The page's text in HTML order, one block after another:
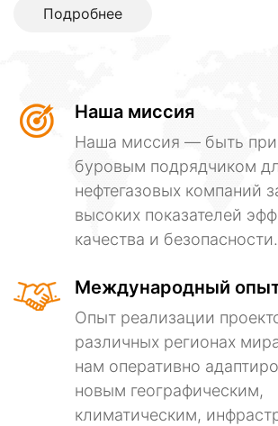
Подробнее
Наша миссия
Наша миссия — быть
буровым подрядчиком
нефтегазовых компаний
высоких показателей
качества и безопасности.
Международный
Опыт реализации
различных регионах
нам оперативно
новым географическим,
климатическим,